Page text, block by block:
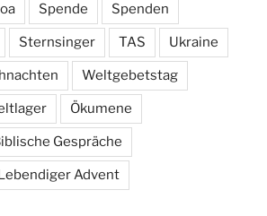
Spende Spenden
Sternsinger TAS Ukraine
Weltgebetstag
Ökumene
Gespräche
Advent